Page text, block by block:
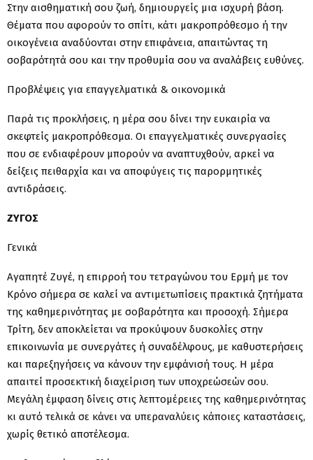
Στην αισθηματική σου ζωή, δημιουργείς μια ισχυρή βάση.
Θέματα που αφορούν το σπίτι, κάτι μακροπρόθεσμο ή την
οικογένεια αναδύονται στην επιφάνεια, απαιτώντας τη
σοβαρότητά σου και την προθυμία σου να αναλάβεις ευθύνες.
Προβλέψεις για επαγγελματικά & οικονομικά
Παρά τις προκλήσεις, η μέρα σου δίνει την ευκαιρία να
σκεφτείς μακροπρόθεσμα. Οι επαγγελματικές συνεργασίες
που σε ενδιαφέρουν μπορούν να αναπτυχθούν, αρκεί να
δείξεις πειθαρχία και να αποφύγεις τις παρορμητικές
αντιδράσεις.
ΖΥΓΟΣ
Γενικά
Αγαπητέ Ζυγέ, η επιρροή του τετραγώνου του Ερμή με τον
Κρόνο σήμερα σε καλεί να αντιμετωπίσεις πρακτικά ζητήματα
της καθημερινότητας με σοβαρότητα και προσοχή. Σήμερα
Τρίτη, δεν αποκλείεται να προκύψουν δυσκολίες στην
επικοινωνία με συνεργάτες ή συναδέλφους, με καθυστερήσεις
και παρεξηγήσεις να κάνουν την εμφάνισή τους. Η μέρα
απαιτεί προσεκτική διαχείριση των υποχρεώσεών σου.
Μεγάλη έμφαση δίνεις στις λεπτομέρειες της καθημερινότητας
κι αυτό τελικά σε κάνει να υπεραναλύεις κάποιες καταστάσεις,
χωρίς θετικό αποτέλεσμα.